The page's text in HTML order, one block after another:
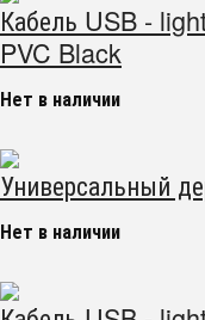
Кабель USB -
PVC Black
Нет в наличии
Универсальный
Нет в наличии